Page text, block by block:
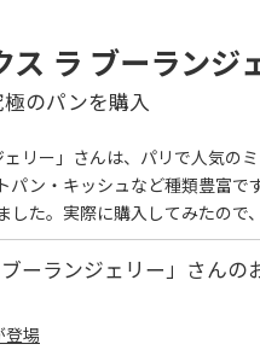
ス ラ ブーランジ
のパンを購入
ェリー」さんは、パリで人気
パン・キッシュなど種類豊富で
た。実際に購入してみたので
ーランジェリー」さんの
登場